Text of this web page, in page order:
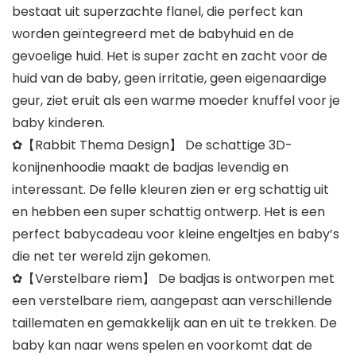
bestaat uit superzachte flanel, die perfect kan
worden geïntegreerd met de babyhuid en de
gevoelige huid. Het is super zacht en zacht voor de
huid van de baby, geen irritatie, geen eigenaardige
geur, ziet eruit als een warme moeder knuffel voor je
baby kinderen.
✿【Rabbit Thema Design】 De schattige 3D-
konijnenhoodie maakt de badjas levendig en
interessant. De felle kleuren zien er erg schattig uit
en hebben een super schattig ontwerp. Het is een
perfect babycadeau voor kleine engeltjes en baby’s
die net ter wereld zijn gekomen.
✿【Verstelbare riem】 De badjas is ontworpen met
een verstelbare riem, aangepast aan verschillende
taillematen en gemakkelijk aan en uit te trekken. De
baby kan naar wens spelen en voorkomt dat de